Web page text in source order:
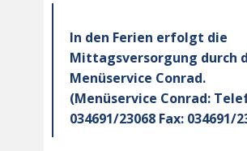
In den Ferien erfolgt die
Mittagsversorgung durch
Menüservice Conrad.
(Menüservice Conrad:
034691/23068 Fax: 034691/